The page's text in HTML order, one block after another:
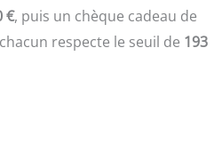
€, puis un chèque cadeau de
respecte le seuil de 193